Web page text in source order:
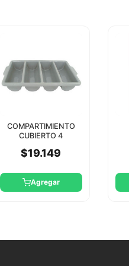
COMPARTIMIENTO
CUBIERTO 4
$19.149
Agregar